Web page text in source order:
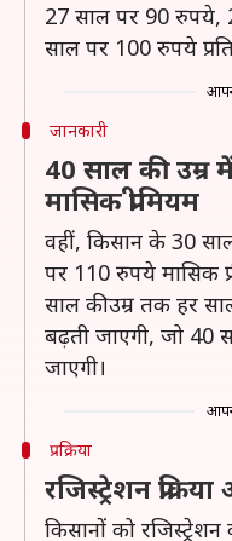
27 साल पर 90
साल पर 100 रुपये प्रति
जानकारी
40 साल की उम्र
मासिक प्रीमियम
वहीं, किसान के 30
पर 110 रुपये मासिक
साल की उम्र तक हर
बढ़ती जाएगी, जो 40
जाएगी।
प्रक्रिया
रजिस्ट्रेशन
किसानों को